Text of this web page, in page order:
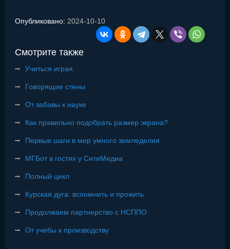
Опубликовано: 2024-10-10
Смотрите также
Учиться играя
Говорящие стены
От забавы к науке
Как правильно подобрать размер экрана?
Первые шаги в мир умного земледелия
МГБот в гостях у СитиМедиа
Полный цикл
Курская дуга: вспомнить и прожить
Продолжаем партнерство с НСППО
От учебы к производству